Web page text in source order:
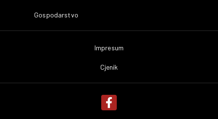
Gospodarstvo
Impresum
Cjenik